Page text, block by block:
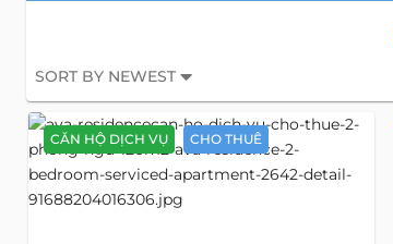
SORT BY NEWEST
CĂN HỘ DỊCH VỤ CHO THUÊ